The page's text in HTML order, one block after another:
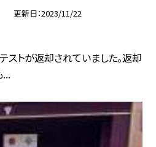
更新日 2023/11/22
トが返却されていました。返却
...